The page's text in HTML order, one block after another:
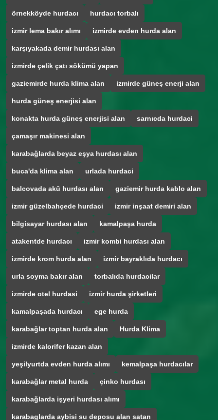
örnekköyde hurdacı hurdacı torbalı
izmir lema bakır alımı izmirde evden hurda alan
karşıyakada demir hurdası alan
izmirde çelik çatı sökümü yapan
gaziemirde hurda klima alan izmirde güneş enerji alan
hurda güneş enerjisi alan
konakta hurda güneş enerjisi alan sarnıcda hurdaci
çamaşır makinesi alan
karabağlarda beyaz eşya hurdası alan
buca'da klima alan urlada hurdaci
balcovada akü hurdası alan gaziemir hurda kablo alan
izmir güzelbahçede hurdaci izmir inşaat demiri alan
bilgisayar hurdası alan kamalpaşa hurda
atakentde hurdacı izmir kombi hurdası alan
izmirde krom hurda alan izmir bayraklıda hurdacı
urla soyma bakır alan torbalıda hurdacilar
izmirde otel hurdasi izmir hurda şirketleri
kamalpaşada hurdacı ege hurda
karabağlar toptan hurda alan Hurda Klima
izmirde kalorifer kazan alan
yeşilyurtda evden hurda alımı kemalpaşa hurdacılar
karabağlar metal hurda çinko hurdası
karabağlarda işyeri hurdası alımı
karabaglarda aybisi su deposu alan satan